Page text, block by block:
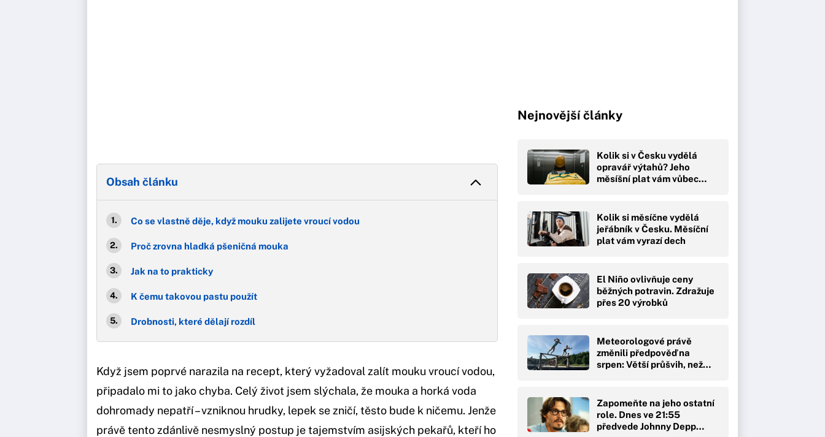
Obsah článku
Co se vlastně děje, když mouku zalijete vroucí vodou
Proč zrovna hladká pšeničná mouka
Jak na to prakticky
K čemu takovou pastu použít
Drobnosti, které dělají rozdíl
Když jsem poprvé narazila na recept, který vyžadoval zalít mouku vroucí vodou,
připadalo mi to jako chyba. Celý život jsem slýchala, že mouka a horká voda
dohromady nepatří – vzniknou hrudky, lepek se zničí, těsto bude k ničemu. Jenže
právě tento zdánlivě nesmyslný postup je tajemstvím asijských pekařů, kteří ho
Nejnovější články
Kolik si v Česku vydělá
opravář výtahů? Jeho
měsíšní plat vám vůbec…
Kolik si měsíčne vydělá
jeřábník v Česku. Měsíční
plat vám vyrazí dech
El Niño ovlivňuje ceny
běžných potravin. Zdražuje
přes 20 výrobků
Meteorologové právě
změnili předpověď na
srpen: Větší průšvih, než…
Zapomeňte na jeho ostatní
role. Dnes ve 21:55
předvede Johnny Depp…